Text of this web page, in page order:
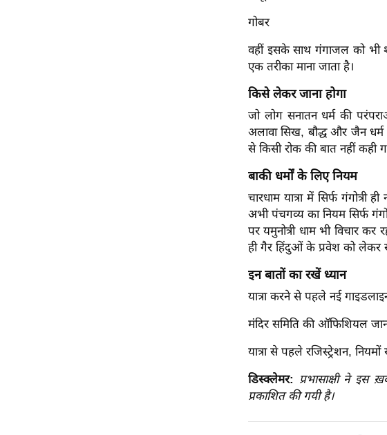
गोबर
वहीं इसके साथ गंगाजल को भी
एक तरीका माना जाता है।
किसे लेकर जाना होगा
जो लोग सनातन धर्म की
अलावा सिख, बौद्ध और जैन
से किसी रोक की बात नहीं कही
बाकी धर्मों के लिए नियम
चारधाम यात्रा में सिर्फ गंगोत्री
अभी पंचगव्य का नियम सिर्फ
पर यमुनोत्री धाम भी विचार कर
ही गैर हिंदुओं के प्रवेश को लेकर
इन बातों का रखें ध्यान
यात्रा करने से पहले नई
मंदिर समिति की ऑफिशियल
यात्रा से पहले रजिस्ट्रेशन,
डिस्क्लेमर: प्रभासाक्षी ने इस
प्रकाशित की गयी है।